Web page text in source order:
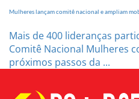
Mulheres lançam comitê nacional e ampliam
Mais de 400 lideranças
Comitê Nacional Mulheres
próximos passos da ...